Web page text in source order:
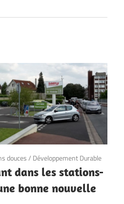
douces/ Développement Durable
dans les stations-
bonne nouvelle